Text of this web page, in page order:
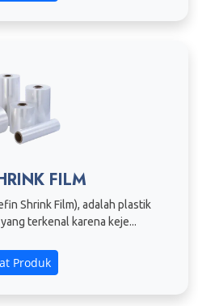
FILM
Shrink Film), adalah plastik
terkenal karena keje...
Produk